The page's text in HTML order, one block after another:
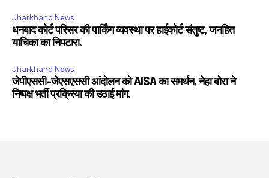
Jharkhand News
धनबाद कोर्ट परिसर की पार्किंग व्यवस्था पर हाईकोर्ट संतुष्ट, जनहित
याचिका का निपटारा.
Jharkhand News
जेपीएससी-जेएसएससी आंदोलन को AISA का समर्थन, नेहा बोरा ने
निष्पक्ष भर्ती प्रक्रिया की उठाई मांग.